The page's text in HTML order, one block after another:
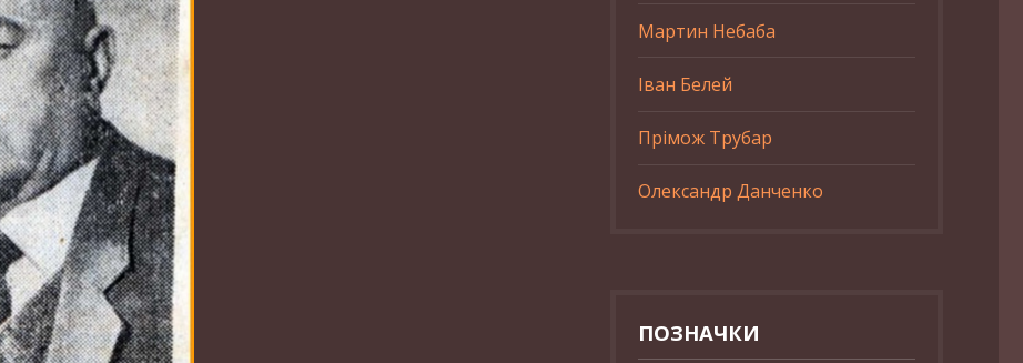
Мартин Небаба
Іван Белей
Прімож Трубар
Олександр Данченко
ПОЗНАЧКИ